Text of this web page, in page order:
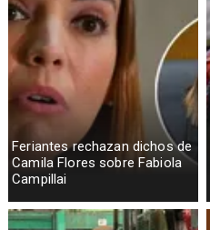
Feriantes rechazan dichos de
Camila Flores sobre Fabiola
Campillai